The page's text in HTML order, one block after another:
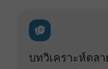
บทวิเคราะห์ตล